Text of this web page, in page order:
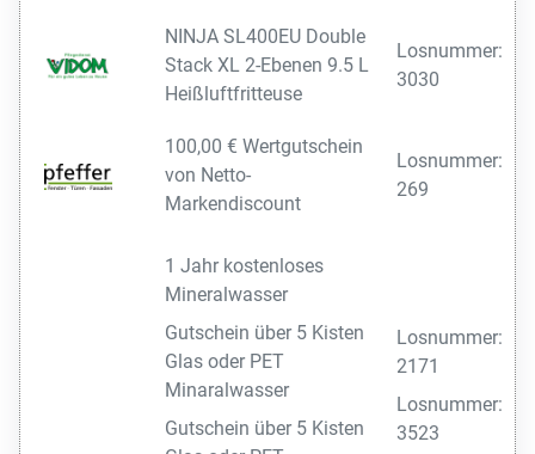
NINJA SL400EU Double
Stack XL 2-Ebenen 9.5 L
Heißluftfritteuse
Losnummer:
3030
100,00 € Wertgutschein
von Netto-
Markendiscount
Losnummer:
269
1 Jahr kostenloses
Mineralwasser
Gutschein über 5 Kisten
Glas oder PET
Minaralwasser
Gutschein über 5 Kisten
Losnummer:
2171
Losnummer:
3523